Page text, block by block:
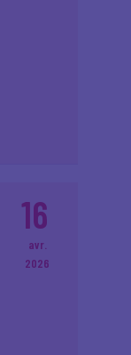
16
avr.
2026